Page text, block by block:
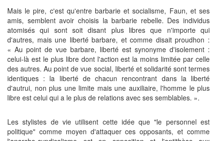
Mais le pire, c'est qu'entre barbarie et socialisme, Faun, et ses
amis, semblent avoir choisis la barbarie rebelle. Des individus
atomisés qui sont soit disant plus libres que n'importe qui
d'autres, mais une liberté barbare, et comme disait proudhon :
« Au point de vue barbare, liberté est synonyme d'isolement :
celui-là est le plus libre dont l'action est la moins limitée par celle
des autres. Au point de vue social, liberté et solidarité sont termes
identiques : la liberté de chacun rencontrant dans la liberté
d'autrui, non plus une limite mais une auxiliaire, l'homme le plus
libre est celui qui a le plus de relations avec ses semblables. ».
Les stylistes de vie utilisent cette idée que "le personnel est
politique" comme moyen d'attaquer ces opposants, et comme